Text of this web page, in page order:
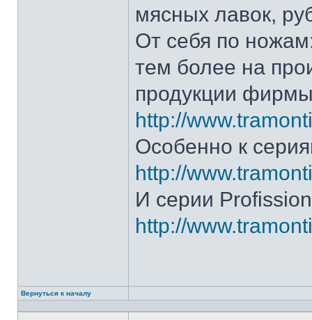
мясных лавок,
От себя по
тем более на
продукции
http://
Особенно к
http://
И серии
http://
Вернуться к началу